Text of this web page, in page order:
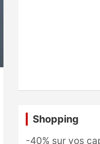
Shopping
-40% sur vos